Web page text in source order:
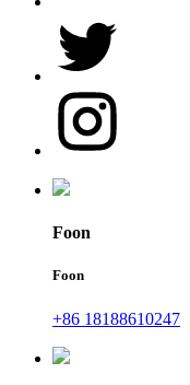
Foon
Foon
+86 18188610247